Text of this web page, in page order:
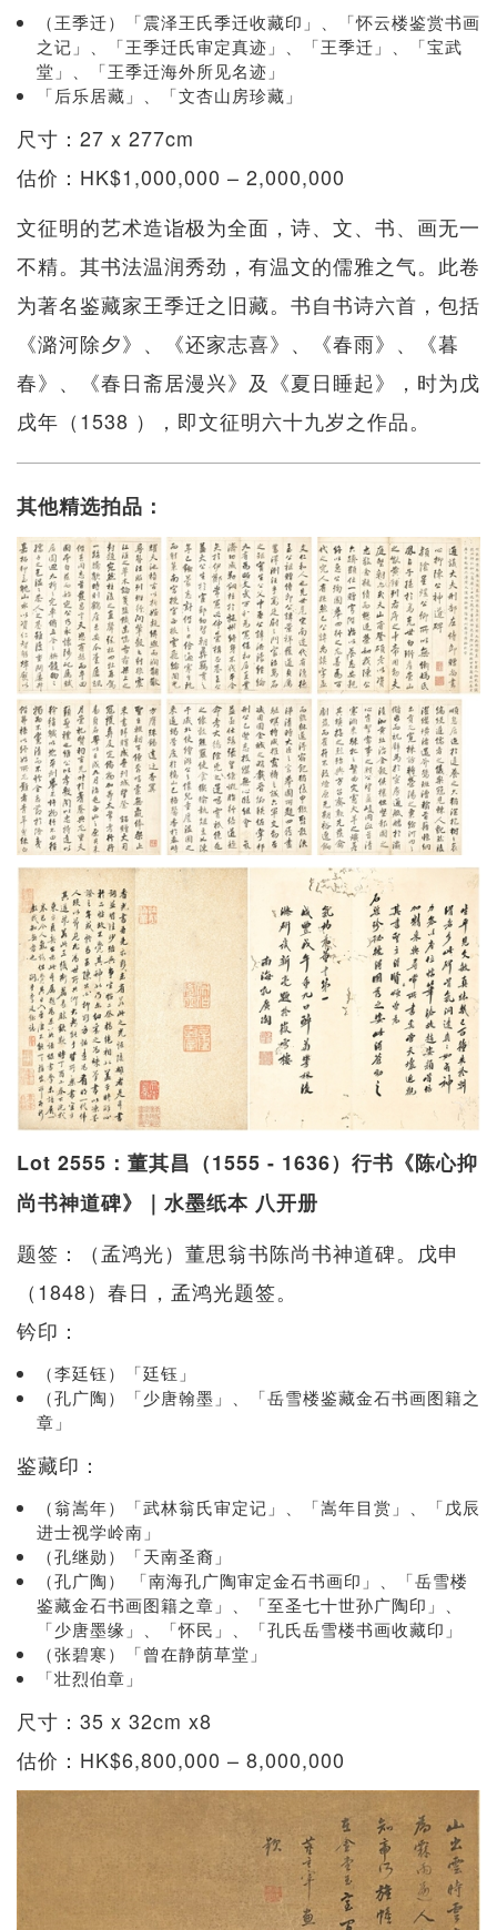
（王季迁）「震泽王氏季迁收藏印」、「怀云楼鉴赏书画
之记」、「王季迁氏审定真迹」、「王季迁」、「宝武
堂」、「王季迁海外所见名迹」
「后乐居藏」、「文杏山房珍藏」
尺寸：27 x 277cm
估价：HK$1,000,000 – 2,000,000
文征明的艺术造诣极为全面，诗、文、书、画无一
不精。其书法温润秀劲，有温文的儒雅之气。此卷
为著名鉴藏家王季迁之旧藏。书自书诗六首，包括
《潞河除夕》、《还家志喜》、《春雨》、《暮
春》、《春日斋居漫兴》及《夏日睡起》，时为戊
戌年（1538 ），即文征明六十九岁之作品。
其他精选拍品：
Lot 2555：董其昌（1555 - 1636）行书《陈心抑
尚书神道碑》｜水墨纸本 八开册
题签：（孟鸿光）董思翁书陈尚书神道碑。戊申
（1848）春日，孟鸿光题签。
钤印：
（李廷钰）「廷钰」
（孔广陶）「少唐翰墨」、「岳雪楼鉴藏金石书画图籍之
章」
鉴藏印：
（翁嵩年）「武林翁氏审定记」、「嵩年目赏」、「戊辰
进士视学岭南」
（孔继勋）「天南圣裔」
（孔广陶） 「南海孔广陶审定金石书画印」、「岳雪楼
鉴藏金石书画图籍之章」、「至圣七十世孙广陶印」、
「少唐墨缘」、「怀民」、「孔氏岳雪楼书画收藏印」
（张碧寒）「曾在静荫草堂」
「壮烈伯章」
尺寸：35 x 32cm x8
估价：HK$6,800,000 – 8,000,000